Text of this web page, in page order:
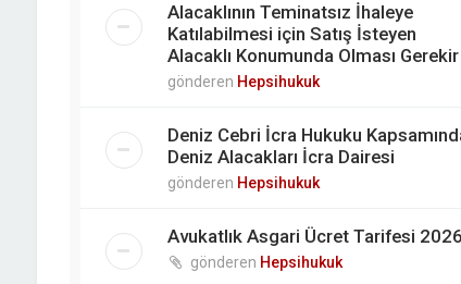
Alacaklının Teminatsız İhaleye
Katılabilmesi için Satış İsteyen
Alacaklı Konumunda Olması Gerekir
gönderen Hepsihukuk
Deniz Cebri İcra Hukuku
Deniz Alacakları İcra Dairesi
gönderen Hepsihukuk
Avukatlık Asgari Ücret Tarifesi 2026
gönderen Hepsihukuk